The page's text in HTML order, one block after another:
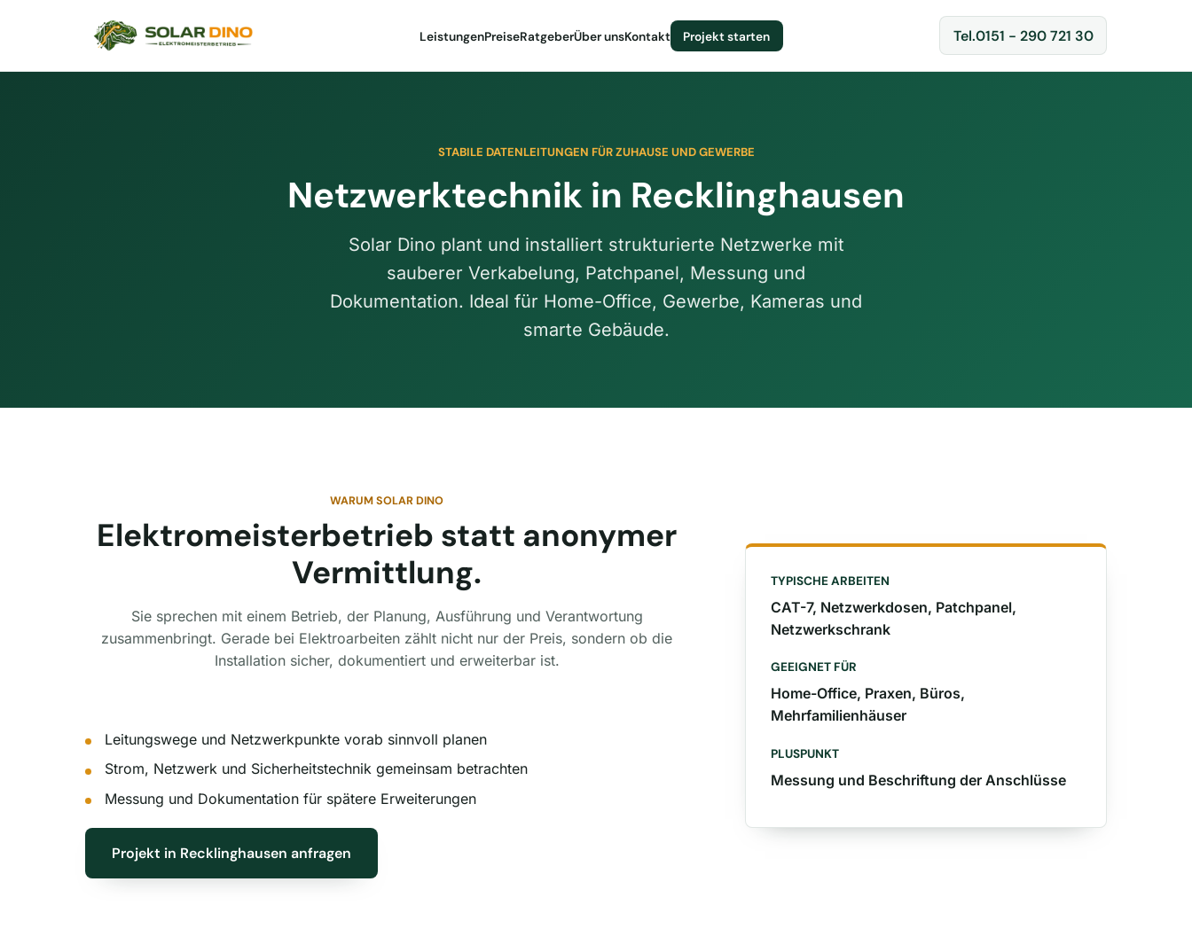
LeistungenPreiseRatgeberÜber unsKontakt Projekt starten Tel.0151 - 290 721 30
STABILE DATENLEITUNGEN FÜR ZUHAUSE UND GEWERBE
Netzwerktechnik in Recklinghausen
Solar Dino plant und installiert strukturierte Netzwerke mit
sauberer Verkabelung, Patchpanel, Messung und
Dokumentation. Ideal für Home-Office, Gewerbe, Kameras und
smarte Gebäude.
WARUM SOLAR DINO
Elektromeisterbetrieb statt anonymer
Vermittlung.
Sie sprechen mit einem Betrieb, der Planung, Ausführung und Verantwortung
zusammenbringt. Gerade bei Elektroarbeiten zählt nicht nur der Preis, sondern ob die
Installation sicher, dokumentiert und erweiterbar ist.
Leitungswege und Netzwerkpunkte vorab sinnvoll planen
Strom, Netzwerk und Sicherheitstechnik gemeinsam betrachten
Messung und Dokumentation für spätere Erweiterungen
Projekt in Recklinghausen anfragen
TYPISCHE ARBEITEN
CAT-7, Netzwerkdosen, Patchpanel,
Netzwerkschrank
GEEIGNET FÜR
Home-Office, Praxen, Büros,
Mehrfamilienhäuser
PLUSPUNKT
Messung und Beschriftung der Anschlüsse